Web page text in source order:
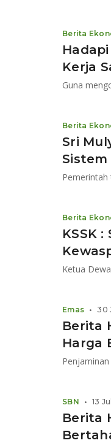
Kerja
Berita
Sri
Berita
KSSK
Berita
Berita
Harga
Emas • 30
Berita
SBN • 13